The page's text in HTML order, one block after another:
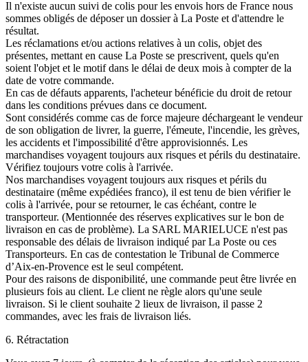
Il n'existe aucun suivi de colis pour les envois hors de France nous
sommes obligés de déposer un dossier à La Poste et d'attendre le
résultat.
Les réclamations et/ou actions relatives à un colis, objet des
présentes, mettant en cause La Poste se prescrivent, quels qu'en
soient l'objet et le motif dans le délai de deux mois à compter de la
date de votre commande.
En cas de défauts apparents, l'acheteur bénéficie du droit de retour
dans les conditions prévues dans ce document.
Sont considérés comme cas de force majeure déchargeant le vendeur
de son obligation de livrer, la guerre, l'émeute, l'incendie, les grèves,
les accidents et l'impossibilité d'être approvisionnés. Les
marchandises voyagent toujours aux risques et périls du destinataire.
Vérifiez toujours votre colis à l'arrivée.
Nos marchandises voyagent toujours aux risques et périls du
destinataire (même expédiées franco), il est tenu de bien vérifier le
colis à l'arrivée, pour se retourner, le cas échéant, contre le
transporteur. (Mentionnée des réserves explicatives sur le bon de
livraison en cas de problème). La SARL MARIELUCE n'est pas
responsable des délais de livraison indiqué par La Poste ou ces
Transporteurs. En cas de contestation le Tribunal de Commerce
d’Aix-en-Provence est le seul compétent.
Pour des raisons de disponibilité, une commande peut être livrée en
plusieurs fois au client. Le client ne règle alors qu'une seule
livraison. Si le client souhaite 2 lieux de livraison, il passe 2
commandes, avec les frais de livraison liés.
6. Rétractation